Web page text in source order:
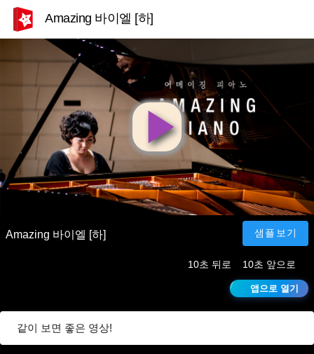
Amazing 바이엘 [하]
영
상
재
생
Amazing 바이엘 [하] 샘플보기
10초 뒤로 10초 앞으로
앱으로 열기
같이 보면 좋은 영상!